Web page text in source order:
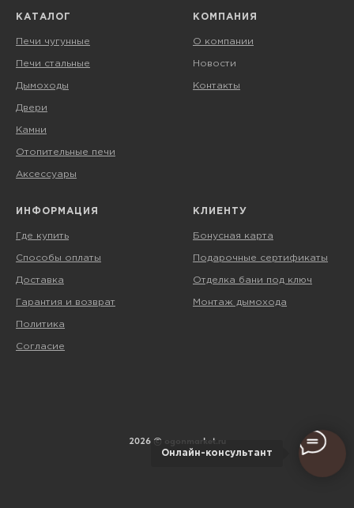
КАТАЛОГ
Печи чугунные
Печи стальные
Дымоходы
Двери
Камни
Отопительные печи
Аксессуары
КОМПАНИЯ
О компании
Новости
Контакты
ИНФОРМАЦИЯ
Где купить
Способы оплаты
Доставка
Гарантия и возврат
Политика
Согласие
КЛИЕНТУ
Бонусная карта
Подарочные сертификаты
Отделка бани под ключ
Монтаж дымохода
2026 © ogonmarket.ru
Онлайн-консультант